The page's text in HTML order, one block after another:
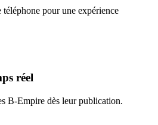
pour une expérience
réel
B-Empire dès leur publication.